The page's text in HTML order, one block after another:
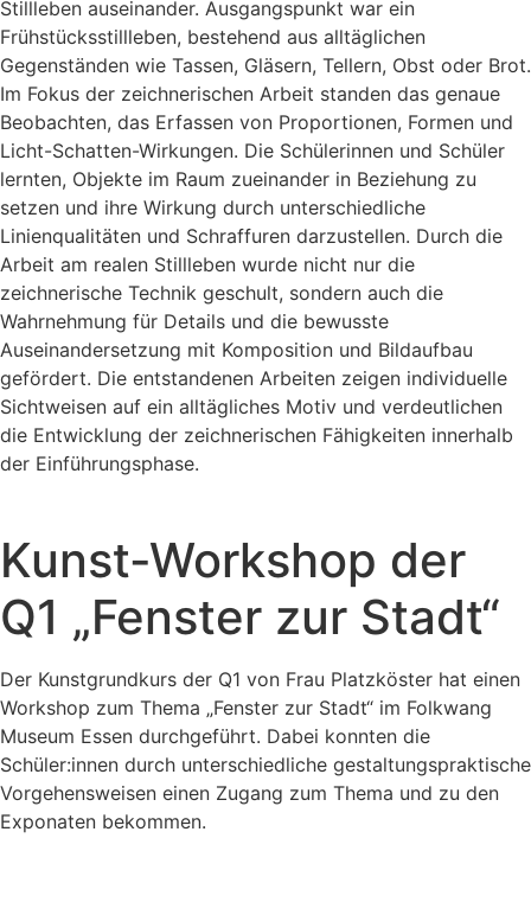
Stillleben auseinander. Ausgangspunkt war ein
Frühstücksstillleben, bestehend aus alltäglichen
Gegenständen wie Tassen, Gläsern, Tellern, Obst oder Brot.
Im Fokus der zeichnerischen Arbeit standen das genaue
Beobachten, das Erfassen von Proportionen, Formen und
Licht-Schatten-Wirkungen. Die Schülerinnen und Schüler
lernten, Objekte im Raum zueinander in Beziehung zu
setzen und ihre Wirkung durch unterschiedliche
Linienqualitäten und Schraffuren darzustellen. Durch die
Arbeit am realen Stillleben wurde nicht nur die
zeichnerische Technik geschult, sondern auch die
Wahrnehmung für Details und die bewusste
Auseinandersetzung mit Komposition und Bildaufbau
gefördert. Die entstandenen Arbeiten zeigen individuelle
Sichtweisen auf ein alltägliches Motiv und verdeutlichen
die Entwicklung der zeichnerischen Fähigkeiten innerhalb
der Einführungsphase.
Kunst-Workshop der
Q1 „Fenster zur Stadt“
Der Kunstgrundkurs der Q1 von Frau Platzköster hat einen
Workshop zum Thema „Fenster zur Stadt“ im Folkwang
Museum Essen durchgeführt. Dabei konnten die
Schüler:innen durch unterschiedliche gestaltungspraktische
Vorgehensweisen einen Zugang zum Thema und zu den
Exponaten bekommen.